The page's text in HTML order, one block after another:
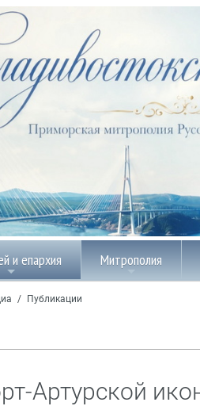
и епархия Митрополия
/ Публикации
Артурской